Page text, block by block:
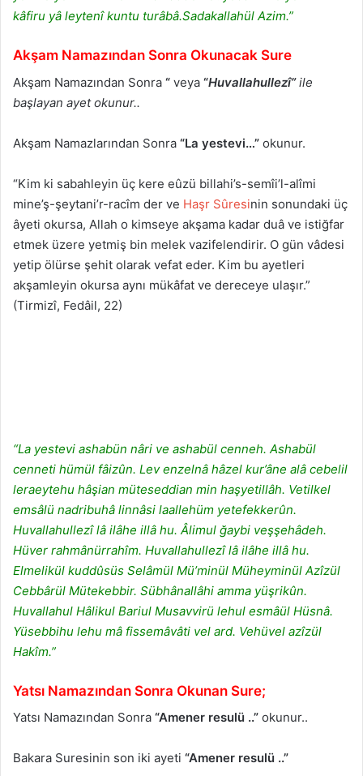
kâfiru yâ leytenî kuntu turâbâ.Sadakallahül Azim.”
Akşam Namazından Sonra Okunacak Sure
Akşam Namazından Sonra “ veya “Huvallahullezî”ile
başlayan ayet okunur..
Akşam Namazlarından Sonra “La yestevi…” okunur.
“Kim ki sabahleyin üç kere eûzü billahi’s-semîi’l-alîmi
mine’ş-şeytani’r-racîm der ve Haşr Sûresinin sonundaki üç
âyeti okursa, Allah o kimseye akşama kadar duâ ve istiğfar
etmek üzere yetmiş bin melek vazifelendirir. O gün vâdesi
yetip ölürse şehit olarak vefat eder. Kim bu ayetleri
akşamleyin okursa aynı mükâfat ve dereceye ulaşır.”
(Tirmizî, Fedâil, 22)
“La yestevi ashabün nâri ve ashabül cenneh. Ashabül
cenneti hümül fâizûn. Lev enzelnâ hâzel kur’âne alâ cebelil
leraeytehu hâşian müteseddian min haşyetillâh. Vetilkel
emsâlü nadribuhâ linnâsi laallehüm yetefekkerûn.
Huvallahullezî lâ ilâhe illâ hu. Âlimul ğaybi veşşehâdeh.
Hüver rahmânürrahîm. Huvallahullezî lâ ilâhe illâ hu.
Elmelikül kuddûsüs Selâmül Mü’minül Müheyminül Azîzül
Cebbârül Mütekebbir. Sübhânallâhi amma yüşrikûn.
Huvallahul Hâlikul Bariul Musavvirü lehul esmâül Hüsnâ.
Yüsebbihu lehu mâ fissemâvâti vel ard. Vehüvel azîzül
Hakîm.”
Yatsı Namazından Sonra Okunan Sure;
Yatsı Namazından Sonra “Amener resulü ..” okunur..
Bakara Suresinin son iki ayeti “Amener resulü ..”